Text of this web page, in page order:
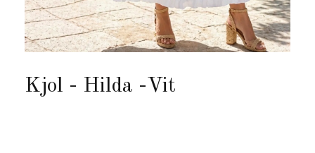
Kjol - Hilda -Vit